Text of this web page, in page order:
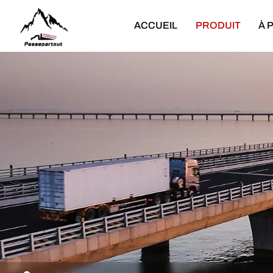
XCMG ACCUEIL PRODUIT
Camion de marchandises
Camion-citerne à eau
Camion malaxeur à béton
Camion-citerne à carburant
Camion-grue monté
Camion spécial
Camion léger
Camion léger spécial
À